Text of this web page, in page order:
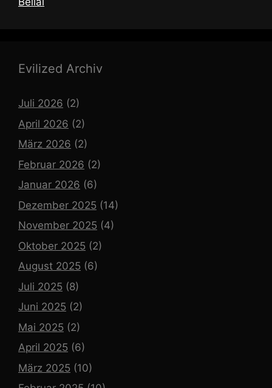
Evilized Archiv
Juli 2026 (2)
April 2026 (2)
März 2026 (2)
Februar 2026 (2)
Januar 2026 (6)
Dezember 2025 (14)
November 2025 (4)
Oktober 2025 (2)
August 2025 (6)
Juli 2025 (8)
Juni 2025 (2)
Mai 2025 (2)
April 2025 (6)
März 2025 (10)